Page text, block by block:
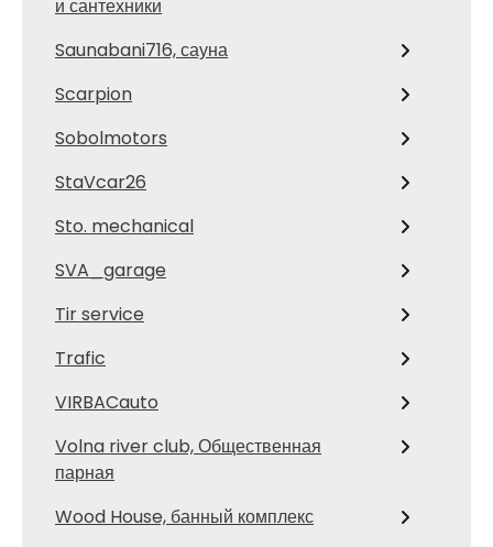
и сантехники
Saunabani716, сауна
Scarpion
Sobolmotors
StaVcar26
Sto. mechanical
SVA_garage
Tir service
Trafic
VIRBACauto
Volna river club, Общественная
парная
Wood House, банный комплекс